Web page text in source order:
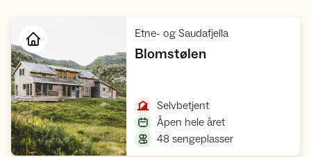
Etne- og Saudafjella,
Blomstølen,
Selvbetjent,
Åpen hele året,
48 sengeplasser,